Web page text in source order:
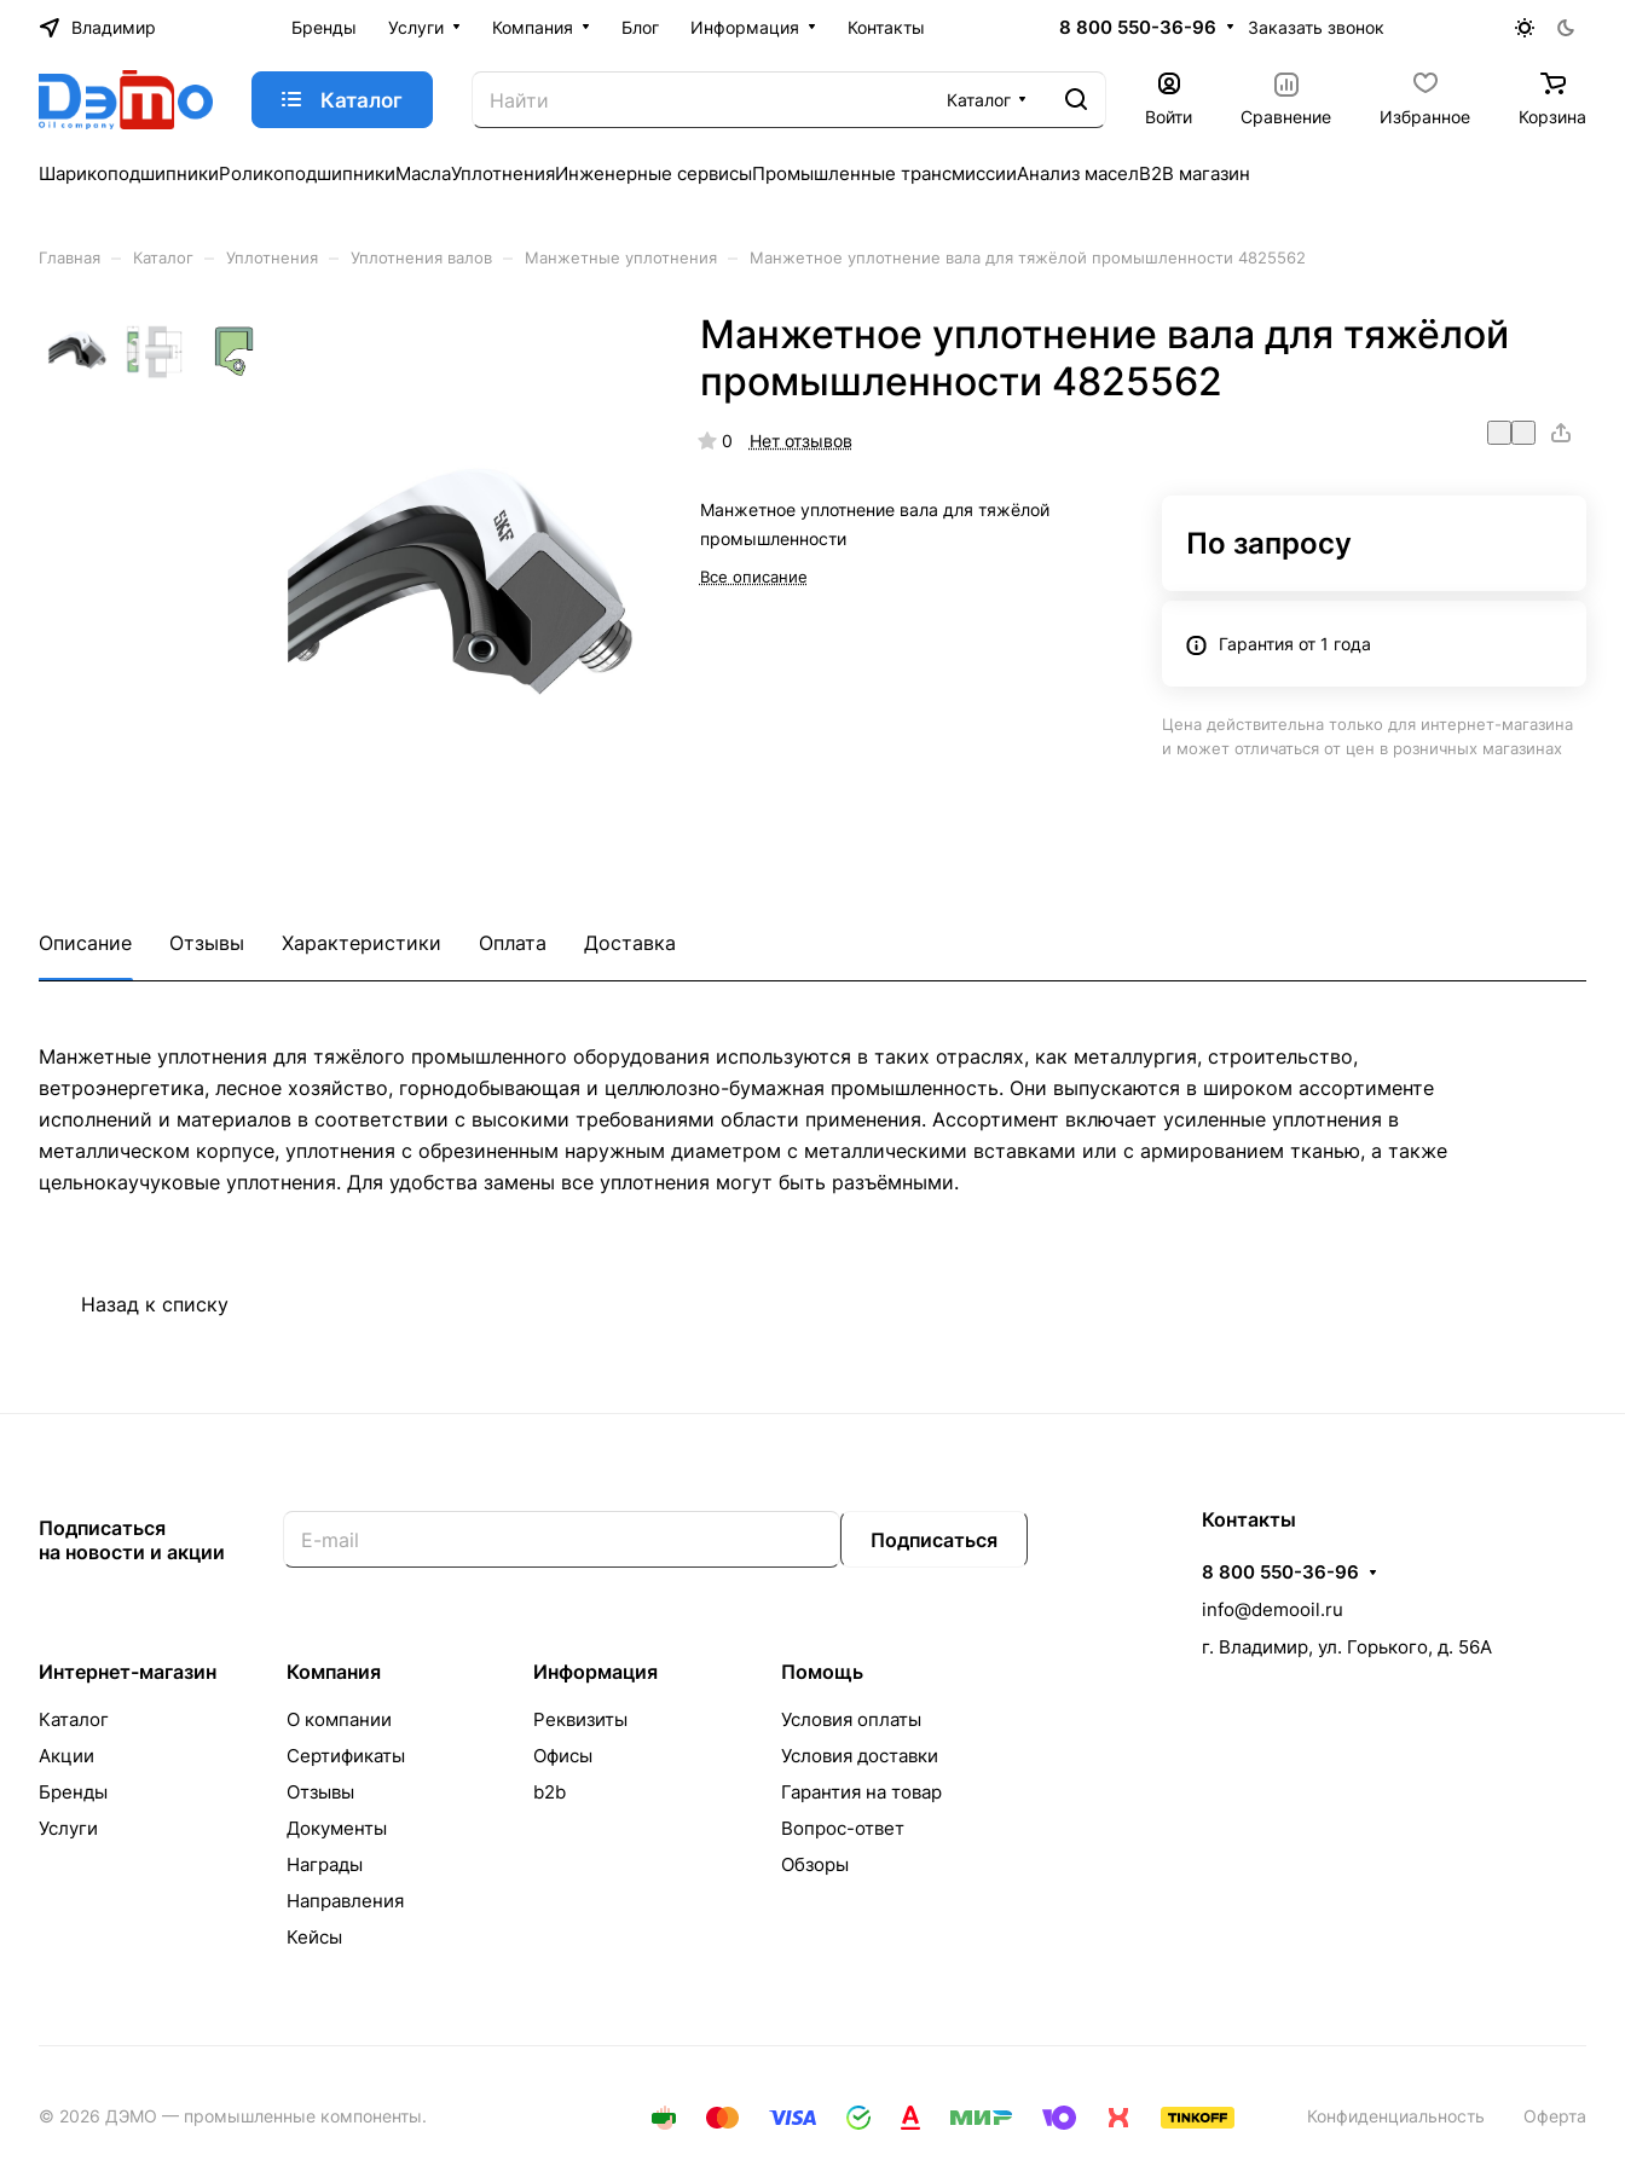
Владимир Бренды Услуги Компания Блог Информация Контакты 8 800 550-36-96 Заказать звонок
Каталог
Каталог
Войти
Сравнение Избранное Корзина
ШарикоподшипникиРоликоподшипникиМаслаУплотненияИнженерные сервисыПромышленные трансмиссииАнализ маселB2B магазин
Главная Каталог Уплотнения Уплотнения валов Манжетные уплотнения Манжетное уплотнение вала для тяжёлой промышленности 4825562
Манжетное уплотнение вала для тяжёлой
промышленности 4825562
0 Нет отзывов
Манжетное уплотнение вала для тяжёлой
промышленности
Все описание
По запросу
Гарантия от 1 года
Цена действительна только для интернет-магазина
и может отличаться от цен в розничных магазинах
Описание Отзывы Характеристики Оплата Доставка
Манжетные уплотнения для тяжёлого промышленного оборудования используются в таких отраслях, как металлургия, строительство,
ветроэнергетика, лесное хозяйство, горнодобывающая и целлюлозно-бумажная промышленность. Они выпускаются в широком ассортименте
исполнений и материалов в соответствии с высокими требованиями области применения. Ассортимент включает усиленные уплотнения в
металлическом корпусе, уплотнения с обрезиненным наружным диаметром с металлическими вставками или с армированием тканью, а также
цельнокаучуковые уплотнения. Для удобства замены все уплотнения могут быть разъёмными.
Назад к списку
Подписаться
на новости и акции
Подписаться
Интернет-магазин
Каталог
Акции
Бренды
Услуги
Компания
О компании
Сертификаты
Отзывы
Документы
Награды
Направления
Кейсы
Информация
Реквизиты
Офисы
b2b
Помощь
Условия оплаты
Условия доставки
Гарантия на товар
Вопрос-ответ
Обзоры
Контакты
8 800 550-36-96
info@demooil.ru
г. Владимир, ул. Горького, д. 56А
© 2026 ДЭМО — промышленные компоненты. Конфиденциальность Оферта